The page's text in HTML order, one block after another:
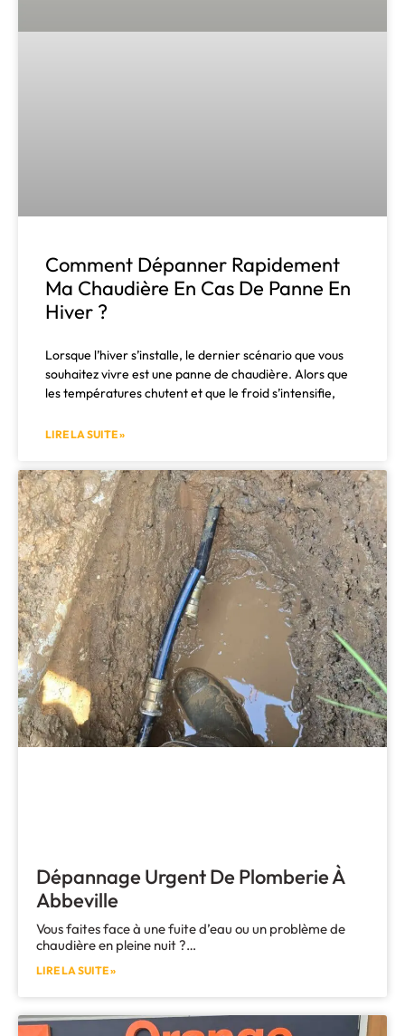
Comment Dépanner Rapidement
Ma Chaudière En Cas De Panne En
Hiver ?
Lorsque l’hiver s’installe, le dernier scénario que vous
souhaitez vivre est une panne de chaudière. Alors que
les températures chutent et que le froid s’intensifie,
LIRE LA SUITE »
Dépannage Urgent De Plomberie À
Abbeville
Vous faites face à une fuite d’eau ou un problème de
chaudière en pleine nuit ?…
LIRE LA SUITE »